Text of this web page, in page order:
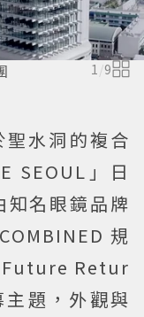
1/9
水洞的複合
SEOUL」日
名眼鏡品牌
規
Future Retur
題，外觀與